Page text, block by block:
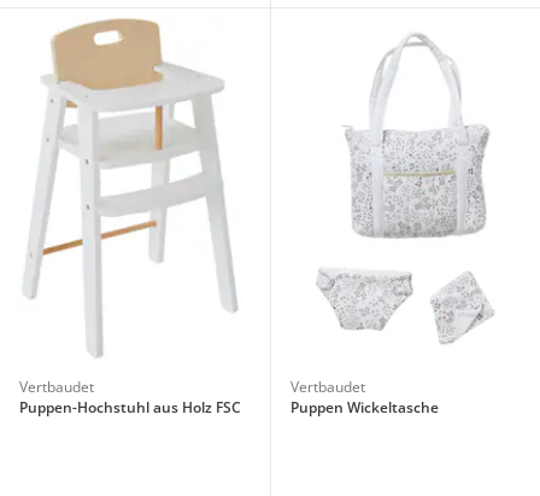
Vertbaudet
Puppen-Hochstuhl aus Holz FSC
Vertbaudet
Puppen Wickeltasche